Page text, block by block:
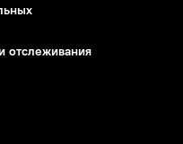
отслеживания